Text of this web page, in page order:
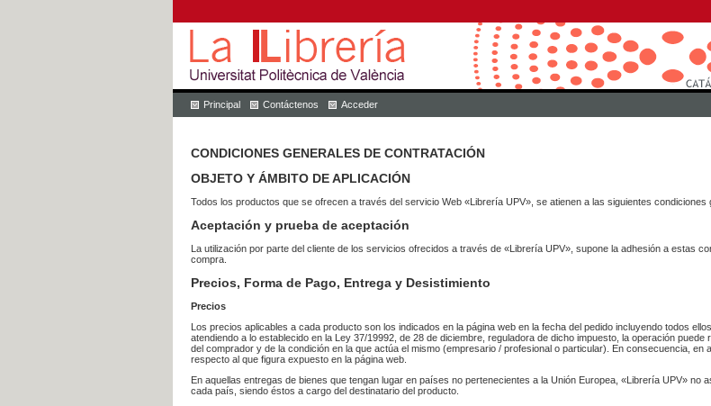
Principal Contáctenos Acceder
CONDICIONES GENERALES DE CONTRATACIÓN
OBJETO Y ÁMBITO DE APLICACIÓN
Todos los productos que se ofrecen a través del servicio Web «Librería UPV», se atienen a las siguientes condiciones
Aceptación y prueba de aceptación
La utilización por parte del cliente de los servicios ofrecidos a través de «Librería UPV», supone la adhesión a estas
compra.
Precios, Forma de Pago, Entrega y Desistimiento
Precios
Los precios aplicables a cada producto son los indicados en la página web en la fecha del pedido incluyendo todos
atendiendo a lo establecido en la Ley 37/19992, de 28 de diciembre, reguladora de dicho impuesto, la operación
del comprador y de la condición en la que actúa el mismo (empresario / profesional o particular). En consecuencia,
respecto al que figura expuesto en la página web.
En aquellas entregas de bienes que tengan lugar en países no pertenecientes a la Unión Europea, «Librería UPV»
cada país, siendo éstos a cargo del destinatario del producto.